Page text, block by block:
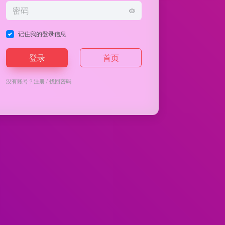
记住我的登录信息
登录 首页
没有账号？注册/找回密码